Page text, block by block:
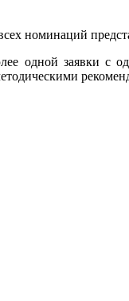
номинаций
одной заявки с